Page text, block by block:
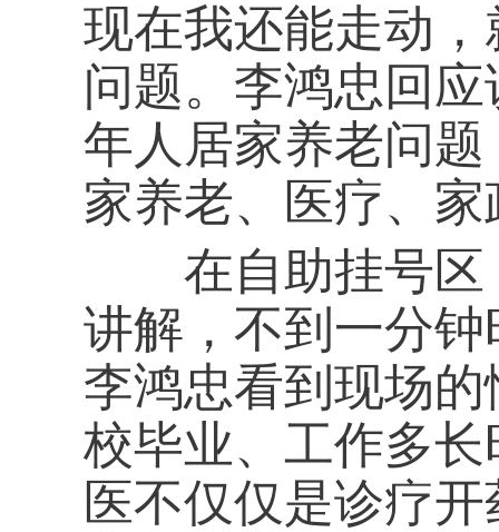
现在我还能走动
问题。李鸿忠回
年人居家养老问
家养老、医疗、
在自助挂号区
讲解，不到一分
李鸿忠看到现场
校毕业、工作多
医不仅仅是诊疗